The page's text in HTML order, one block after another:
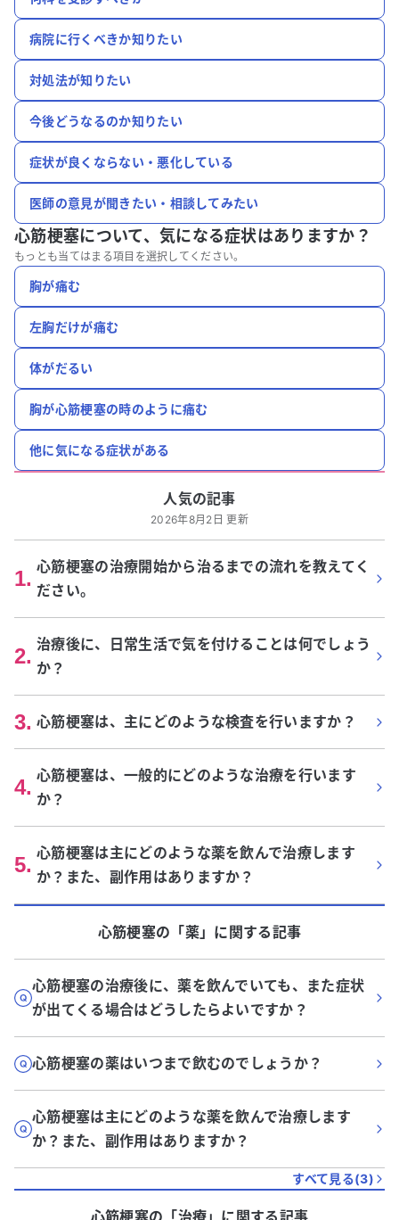
病院に行くべきか知りたい
対処法が知りたい
今後どうなるのか知りたい
症状が良くならない・悪化している
医師の意見が聞きたい・相談してみたい
心筋梗塞について、 気になる症状はありますか？
もっとも当てはまる項目を選択してください。
胸が痛む
左胸だけが痛む
体がだるい
胸が心筋梗塞の時のように痛む
他に気になる症状がある
人気の記事
2026年8月2日 更新
1. 心筋梗塞の治療開始から治るまでの流れを教えてく
ださい。
2. 治療後に、日常生活で気を付けることは何でしょう
か？
3. 心筋梗塞は、主にどのような検査を行いますか？
4. 心筋梗塞は、一般的にどのような治療を行います
か？
5. 心筋梗塞は主にどのような薬を飲んで治療します
か？また、副作用はありますか？
心筋梗塞の「薬」に関する記事
心筋梗塞の治療後に、薬を飲んでいても、また症状
が出てくる場合はどうしたらよいですか？
心筋梗塞の薬はいつまで飲むのでしょうか？
心筋梗塞は主にどのような薬を飲んで治療します
か？また、副作用はありますか？
すべて見る(3)
心筋梗塞の「治療」に関する記事